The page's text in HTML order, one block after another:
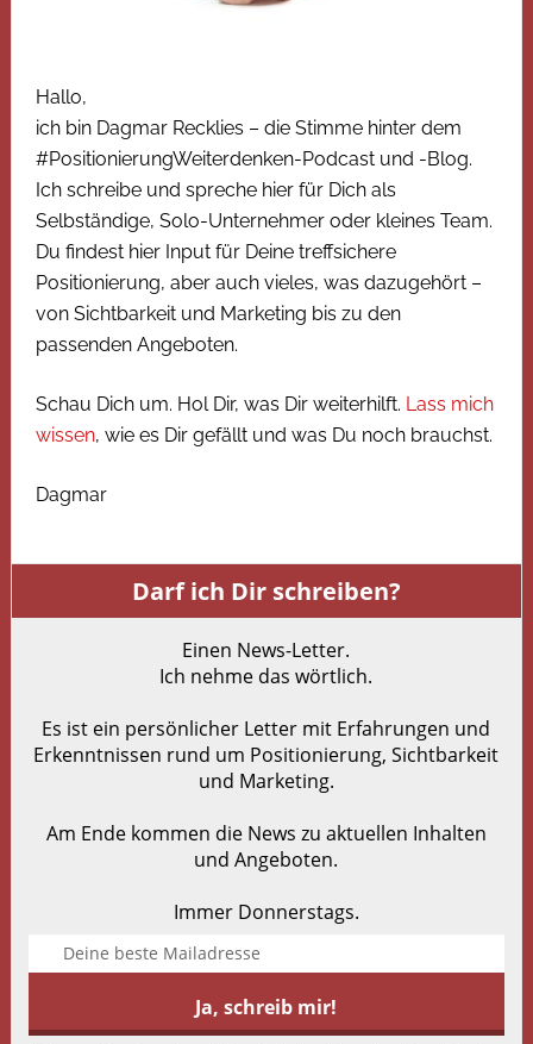
Hallo,
ich bin Dagmar Recklies – die Stimme hinter dem
#PositionierungWeiterdenken-Podcast und -Blog.
Ich schreibe und spreche hier für Dich als
Selbständige, Solo-Unternehmer oder kleines Team.
Du findest hier Input für Deine treffsichere
Positionierung, aber auch vieles, was dazugehört –
von Sichtbarkeit und Marketing bis zu den
passenden Angeboten.
Schau Dich um. Hol Dir, was Dir weiterhilft. Lass mich
wissen, wie es Dir gefällt und was Du noch brauchst.
Dagmar
Darf ich Dir schreiben?
Einen News-Letter.
Ich nehme das wörtlich.
Es ist ein persönlicher Letter mit Erfahrungen und
Erkenntnissen rund um Positionierung, Sichtbarkeit
und Marketing.
Am Ende kommen die News zu aktuellen Inhalten
und Angeboten.
Immer Donnerstags.